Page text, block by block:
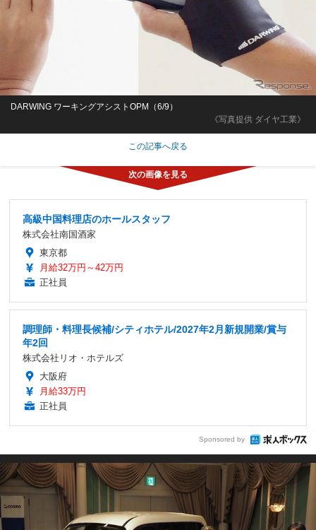
《写真提供 ダイヤ工業》
DARWING ワーキングアシストOPM（6/9）
この記事へ戻る
高級中国料理店のホールスタッフ
株式会社南国酒家
東京都
月給32万円～42万円
正社員
調理師・料理長候補/シティホテル/2027年2月新規開業/賞与
年2回
株式会社リオ・ホテルズ
大阪府
月給33万円
正社員
Sponsored by